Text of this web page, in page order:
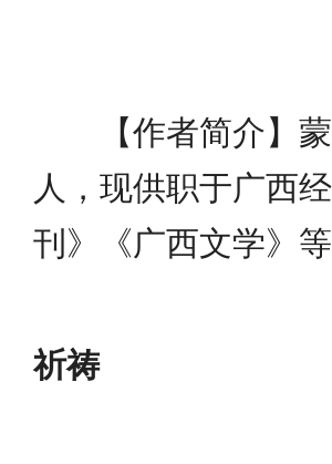
【作者简介】
人，现供职于广西
刊》《广西文学》
祈祷